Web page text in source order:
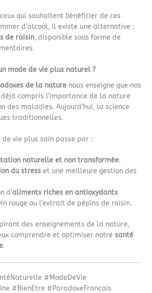
qui souhaitent bénéficier de ces
d’alcool, il existe une alternative :
de raisin, disponible sous forme de
mode de vie plus naturel ?
de la nature nous enseigne que nos
compris l’importance de la nature
des maladies. Aujourd’hui, la science
traditionnelles.
vie plus sain passe par :
naturelle et non transformée.
du stress et une meilleure gestion des
d’aliments riches en antioxydants
rouge ou l’extrait de pépins de raisin.
des enseignements de la nature,
comprendre et optimiser notresanté
.
#ModeDeVie
#BienEtre #ParadoxeFrancais